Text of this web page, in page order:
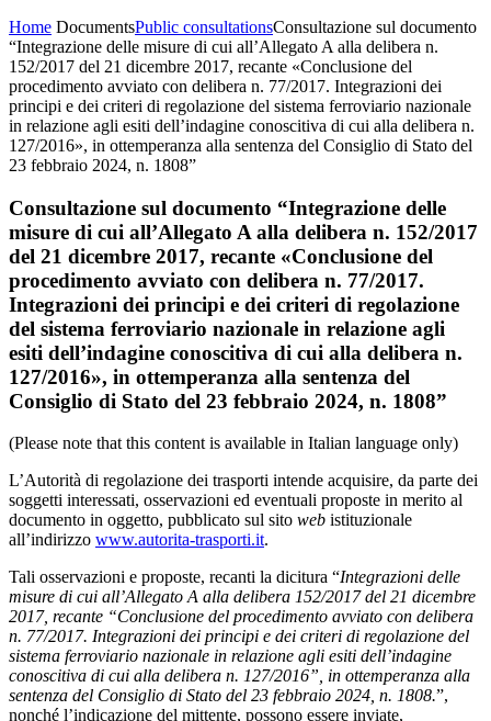
Home DocumentsPublic consultationsConsultazione sul documento
“Integrazione delle misure di cui all’Allegato A alla delibera n.
152/2017 del 21 dicembre 2017, recante «Conclusione del
procedimento avviato con delibera n. 77/2017. Integrazioni dei
principi e dei criteri di regolazione del sistema ferroviario nazionale
in relazione agli esiti dell’indagine conoscitiva di cui alla delibera n.
127/2016», in ottemperanza alla sentenza del Consiglio di Stato del
23 febbraio 2024, n. 1808”
Consultazione sul documento “Integrazione delle
misure di cui all’Allegato A alla delibera n. 152/2017
del 21 dicembre 2017, recante «Conclusione del
procedimento avviato con delibera n. 77/2017.
Integrazioni dei principi e dei criteri di regolazione
del sistema ferroviario nazionale in relazione agli
esiti dell’indagine conoscitiva di cui alla delibera n.
127/2016», in ottemperanza alla sentenza del
Consiglio di Stato del 23 febbraio 2024, n. 1808”
(Please note that this content is available in Italian language only)
L’Autorità di regolazione dei trasporti intende acquisire, da parte dei
soggetti interessati, osservazioni ed eventuali proposte in merito al
documento in oggetto, pubblicato sul sito web istituzionale
all’indirizzo www.autorita-trasporti.it.
Tali osservazioni e proposte, recanti la dicitura “Integrazioni delle
misure di cui all’Allegato A alla delibera 152/2017 del 21 dicembre
2017, recante “Conclusione del procedimento avviato con delibera
n. 77/2017. Integrazioni dei principi e dei criteri di regolazione del
sistema ferroviario nazionale in relazione agli esiti dell’indagine
conoscitiva di cui alla delibera n. 127/2016”, in ottemperanza alla
sentenza del Consiglio di Stato del 23 febbraio 2024, n. 1808.”,
nonché l’indicazione del mittente, possono essere inviate,